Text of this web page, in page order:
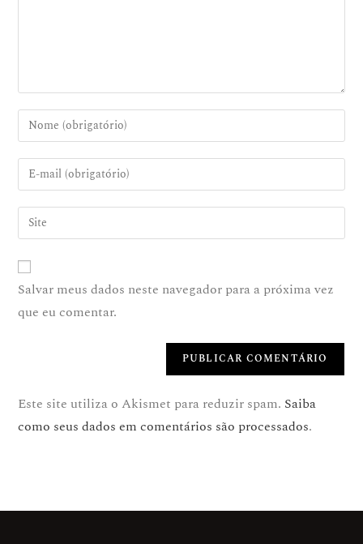
Salvar meus dados neste navegador para a próxima vez
que eu comentar.
Este site utiliza o Akismet para reduzir spam. Saiba
como seus dados em comentários são processados.